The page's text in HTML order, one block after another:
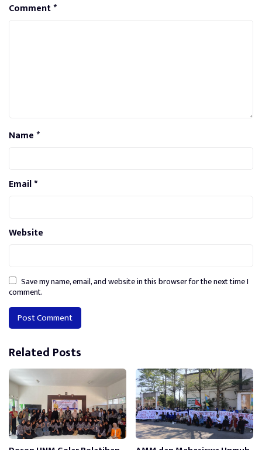
Comment*
Name*
Email*
Website
Save my name, email, and website in this browser for the next time I
comment.
Alternative:
Related Posts